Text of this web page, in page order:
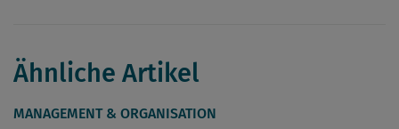
Ähnliche Artikel
MANAGEMENT & ORGANISATION